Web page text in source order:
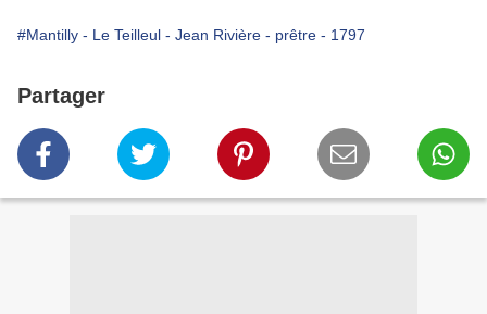
#Mantilly - Le Teilleul - Jean Rivière - prêtre - 1797
Partager